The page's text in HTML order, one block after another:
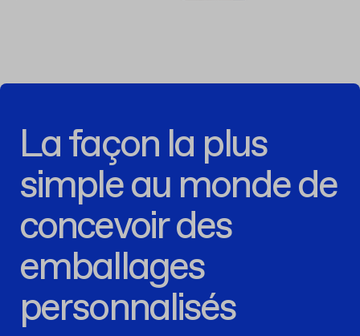
La façon la plus
simple au monde de
concevoir des
emballages
personnalisés